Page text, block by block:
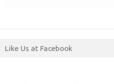
Like Us at Facebook